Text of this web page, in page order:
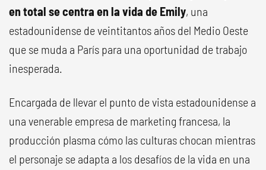
en total se centra en la vida de Emily, una
estadounidense de veintitantos años del Medio Oeste
que se muda a París para una oportunidad de trabajo
inesperada.
Encargada de llevar el punto de vista estadounidense a
una venerable empresa de marketing francesa, la
producción plasma cómo las culturas chocan mientras
el personaje se adapta a los desafíos de la vida en una